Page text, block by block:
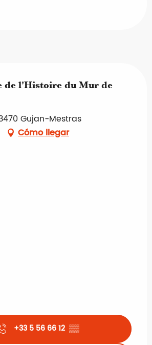
de l'Histoire du Mur de
Gujan-Mestras
Cómo llegar
+33 5 56 66 12 ▒▒